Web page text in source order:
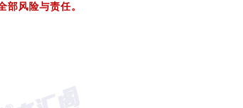
风险与责任。